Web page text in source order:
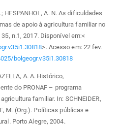
HESPANHOL, A. N. As dificuldades
de apoio à agricultura familiar no
n.1, 2017. Disponível em:<
>. Acesso em: 22 fev.
bolgeogr.v35i1.30818
A. A. Histórico,
do PRONAF – programa
familiar. In: SCHNEIDER,
M. (Org.). Políticas públicas e
Porto Alegre, 2004.